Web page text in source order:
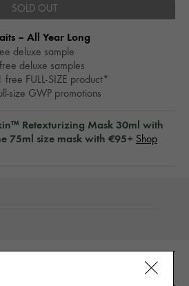
SOLD OUT
– All Year Long​
deluxe sample
deluxe samples
FULL-SIZE product*
size GWP promotions
Retexturizing Mask 30ml with
75ml size mask with €95+ Shop